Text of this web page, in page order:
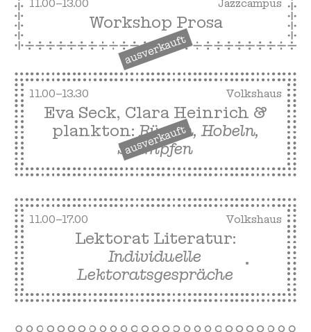
11.00–13.00 Jazzcampus
ausverkauft
Workshop Prosa
11.00–13.30 Volkshaus
ausverkauft
Eva Seck, Clara Heinrich &
plankton:Rüsten, Hobeln,
Stampfen
11.00–17.00 Volkshaus
Lektorat Literatur:
Individuelle
Lektoratsgespräche